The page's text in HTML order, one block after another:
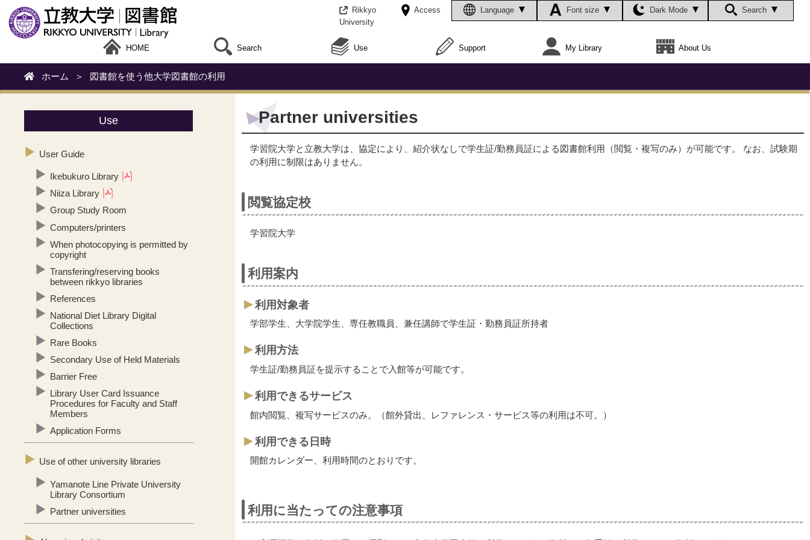
Rikkyo
University
Access Language Font size Dark Mode Search
HOME Search Use Support My Library About Us
ホーム ＞ 図書館を使う 他大学図書館の利用
Use
User Guide
Ikebukuro Library
Niiza Library
Group Study Room
Computers/printers
When photocopying is permitted by
copyright
Transfering/reserving books
between rikkyo libraries
References
National Diet Library Digital
Collections
Rare Books
Secondary Use of Held Materials
Barrier Free
Library User Card Issuance
Procedures for Faculty and Staff
Members
Application Forms
Use of other university libraries
Yamanote Line Private University
Library Consortium
Partner universities
Partner universities
学習院大学と立教大学は、協定により、紹介状なしで学生証/勤務員証による図書館利用（閲覧・複写のみ）が可能です。 なお、試験期
の利用に制限はありません。
閲覧協定校
学習院大学
利用案内
利用対象者
学部学生、大学院学生、専任教職員、兼任講師で学生証・勤務員証所持者
利用方法
学生証/勤務員証を提示することで入館等が可能です。
利用できるサービス
館内閲覧、複写サービスのみ。（館外貸出、レファレンス・サービス等の利用は不可。）
利用できる日時
開館カレンダー、利用時間のとおりです。
利用に当たっての注意事項